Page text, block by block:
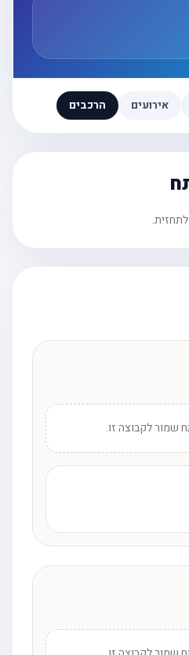
אירועים הרכבים
לקבוצה זו.